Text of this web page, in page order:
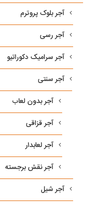
آجر بلوک پروترم
آجر رسی
آجر سرامیک دکوراتیو
آجر سنتی
آجر بدون لعاب
آجر قزاقی
آجر لعابدار
آجر نقش برجسته
آجر شیل